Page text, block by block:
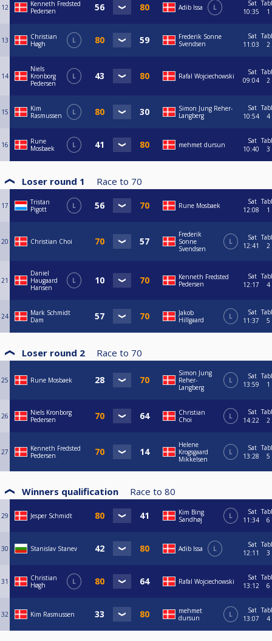
12
Kenneth Fredsted
Pedersen
Adib Issa L
Sat
10:35
1
13
Christian
Høgh
L
Frederik Sonne
Svendsen
Sat
11:03
2
14
Niels
Kronborg
Pedersen
L Rafal Wojciechowski
Sat
09:04
2
15
Kim
Rasmussen
L
Simon Jung Reher-
Langberg
Sat
10:54
4
16
Rune
Mosbaek
L mehmet dursun
Sat
10:40
3
Loser round 1 Race to 70
17
Tristan
Pigott
L Rune Mosbaek
Sat
12:08
1
20 Christian Choi
Frederik
Sonne
Svendsen
L
Sat
12:41
2
21
Daniel
Haugaard
Hansen
L
Kenneth Fredsted
Pedersen
Sat
12:17
4
24
Mark Schmidt
Dam
Jakob
Hillgaard
L
Sat
11:37
5
Loser round 2 Race to 70
25 Rune Mosbaek
Simon Jung
Reher-
Langberg
L
Sat
13:59
1
26
Niels Kronborg
Pedersen
Christian
Choi
L
Sat
14:22
2
27
Kenneth Fredsted
Pedersen
Helene
Krogsgaard
Mikkelsen
L
Sat
13:28
5
Winners qualification Race to 80
29 Jesper Schmidt
Kim Bing
Sandhøj
L
Sat
11:34
6
30 Stanislav Stanev Adib Issa L
Sat
12:11
3
31
Christian
Høgh
L Rafal Wojciechowski
Sat
13:12
6
32 Kim Rasmussen
mehmet
dursun
L
Sat
13:07
4